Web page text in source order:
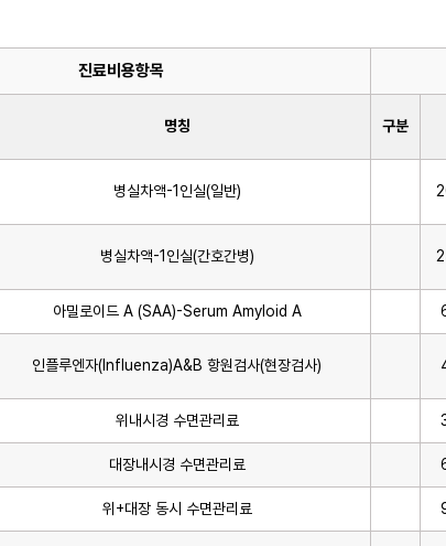
진료비용항목
명칭 구분
병실차액-1인실(일반)
병실차액-1인실(간호간병)
아밀로이드 A (SAA)-Serum Amyloid A
인플루엔자(Influenza)A&B 항원검사(현장검사)
위내시경 수면관리료
대장내시경 수면관리료
위+대장 동시 수면관리료